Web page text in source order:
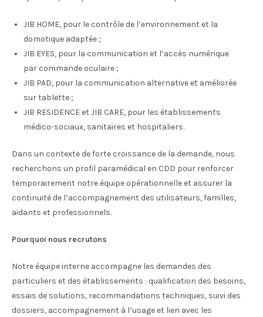
JIB HOME, pour le contrôle de l’environnement et la
domotique adaptée ;
JIB EYES, pour la communication et l’accès numérique
par commande oculaire ;
JIB PAD, pour la communication alternative et améliorée
sur tablette ;
JIB RESIDENCE et JIB CARE, pour les établissements
médico-sociaux, sanitaires et hospitaliers.
Dans un contexte de forte croissance de la demande, nous
recherchons un profil paramédical en CDD pour renforcer
temporairement notre équipe opérationnelle et assurer la
continuité de l’accompagnement des utilisateurs, familles,
aidants et professionnels.
Pourquoi nous recrutons
Notre équipe interne accompagne les demandes des
particuliers et des établissements : qualification des besoins,
essais de solutions, recommandations techniques, suivi des
dossiers, accompagnement à l’usage et lien avec les